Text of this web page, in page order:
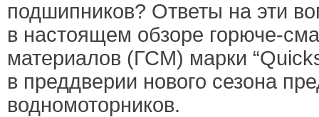
подшипников? Ответы на эти
в настоящем обзоре горюче-
материалов (ГСМ) марки
в преддверии нового сезона
водномоторников.